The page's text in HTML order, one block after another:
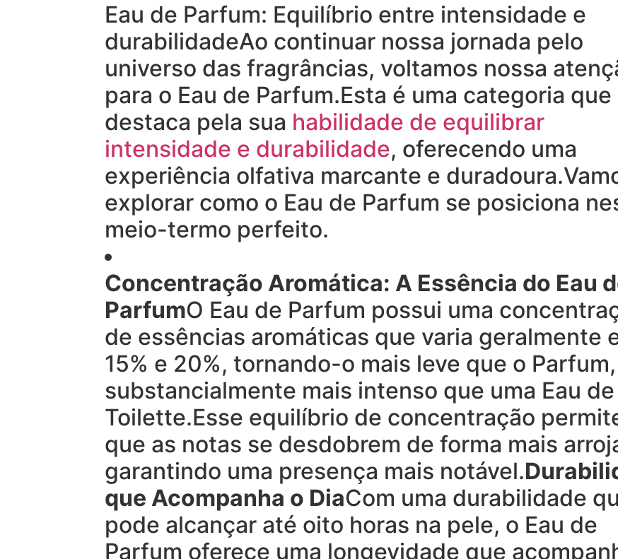
Eau de Parfum: Equilíbrio entre intensidade e
durabilidadeAo continuar nossa jornada pelo
universo das fragrâncias, voltamos nossa
para o Eau de Parfum.Esta é uma categoria que
destaca pela sua habilidade de equilibrar
intensidade e durabilidade, oferecendo uma
experiência olfativa marcante e
explorar como o Eau de Parfum se posiciona
meio-termo perfeito.
Concentração Aromática: A Essência do Eau
ParfumO Eau de Parfum possui uma
de essências aromáticas que varia geralmente
15% e 20%, tornando-o mais leve que o
substancialmente mais intenso que uma Eau de
Toilette.Esse equilíbrio de concentração
que as notas se desdobrem de forma mais
garantindo uma presença mais notável.
que Acompanha o DiaCom uma durabilidade
pode alcançar até oito horas na pele, o Eau de
Parfum oferece uma longevidade que